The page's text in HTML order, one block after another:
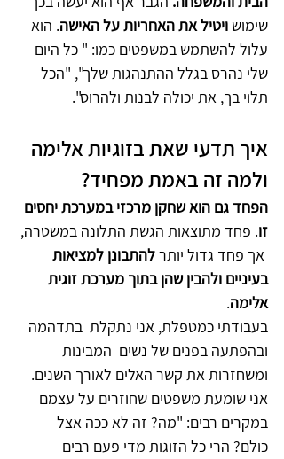
שימוש ויטיל את האחריות על האישה. הוא
עלול להשתמש במשפטים כמו: " כל היום
שלי נהרס בגלל ההתנהגות שלך", "הכל
תלוי בך, את יכולה לבנות ולהרוס".
איך תדעי שאת בזוגיות אלימה
ולמה זה באמת מפחיד?
הפחד גם הוא שחקן מרכזי במערכת יחסים
זו. פחד מתוצאות הגשת התלונה במשטרה,
אך פחד גדול יותר להתבונן למציאות
בעיניים ולהבין שהן בתוך מערכת זוגית
אלימה.
בעבודתי כמטפלת, אני נתקלת  בתדהמה
ובהפתעה בפנים של נשים  המבינות
ומשחזרות את קשר האלים לאורך השנים.
אני שומעת משפטים שחוזרים על עצמם
במקרים רבים: "מה? זה לא ככה אצל
כולם? הרי כל הזוגות מדי פעם רבים